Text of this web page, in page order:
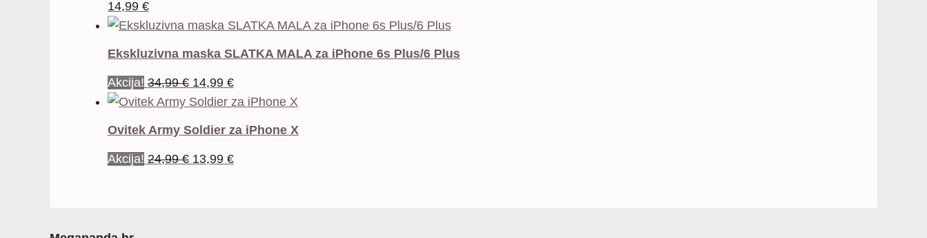
14,99 €
Ekskluzivna maska SLATKA MALA za iPhone 6s Plus/6 Plus
Akcija! 34,99€ Izvorna
cijena
je:
34,99 €.
14,99 €Trenutna
cijena
14,99 €.
Ovitek Army Soldier za iPhone X
Akcija! 24,99€ Izvorna
13,99 €Trenutna